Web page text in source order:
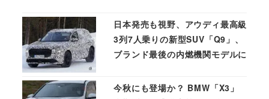
日本発売も視野、アウディ最高級
3列7人乗りの新型SUV「Q9」、
ブランド最後の内燃機関モデルに
今秋にも登場か？ BMW「X3」